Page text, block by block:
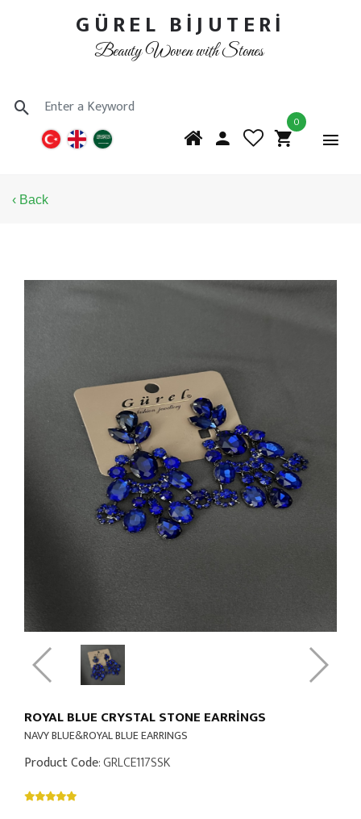
GÜREL BİJUTERİ
Beauty Woven with Stones
0
‹ Back
ROYAL BLUE CRYSTAL STONE EARRINGS
NAVY BLUE&ROYAL BLUE EARRINGS
Product Code: GRLCE117SSK